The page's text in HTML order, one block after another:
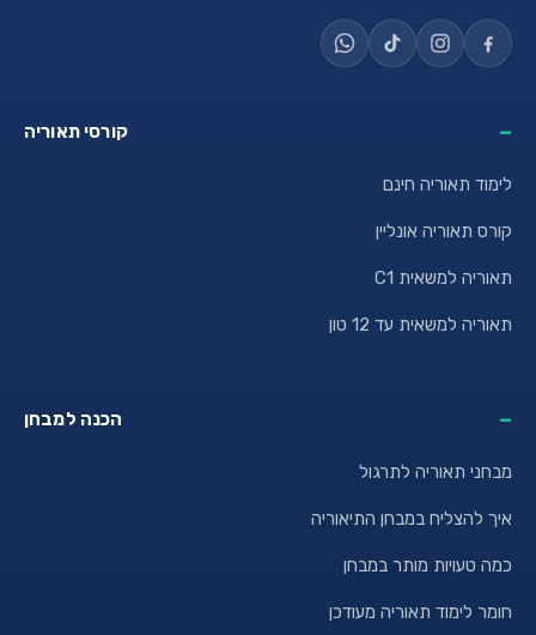
קורסי תאוריה
לימוד תאוריה חינם
קורס תאוריה אונליין
תאוריה למשאית C1
תאוריה למשאית עד 12 טון
הכנה למבחן
מבחני תאוריה לתרגול
איך להצליח במבחן התיאוריה
כמה טעויות מותר במבחן
חומר לימוד תאוריה מעודכן